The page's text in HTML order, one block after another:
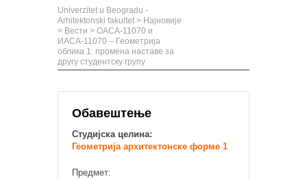
Univerzitet u Beogradu -
Arhitektonski fakultet > Најновије
> Вести > ОАСА-11070 и
ИАСА-11070 – Геометрија
облика 1: промена наставе за
другу студентску групу
Обавештење
Студијска целина:
Геометрија архитектонске форме 1
Предмет: